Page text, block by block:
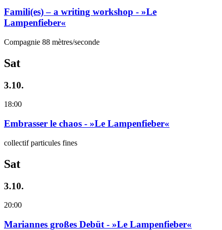
Famili(es) – a writing workshop - »Le
Lampenfieber«
Compagnie 88 mètres/seconde
Sat
3.10.
18:00
Embrasser le chaos - »Le Lampenfieber«
collectif particules fines
Sat
3.10.
20:00
Mariannes großes Debüt - »Le Lampenfieber«